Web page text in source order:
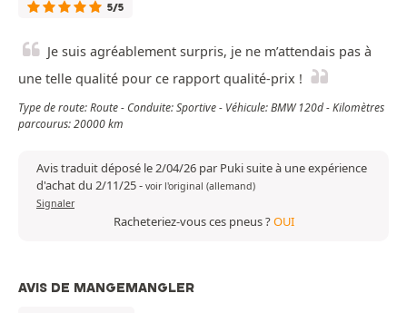
5/5
Je suis agréablement surpris, je ne m’attendais pas à
une telle qualité pour ce rapport qualité-prix !
Type de route: Route - Conduite: Sportive - Véhicule: BMW 120d - Kilomètres
parcourus: 20000 km
Avis traduit déposé le 2/04/26 par Puki suite à une expérience
d'achat du 2/11/25- voir l'original (allemand)
Signaler
Racheteriez-vous ces pneus ?OUI
AVIS DE MANGEMANGLER